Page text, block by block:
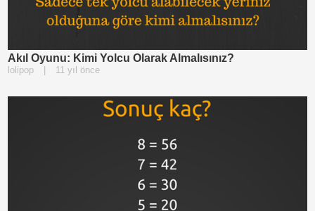
Akıl Oyunu: Kimi Yolcu Olarak Almalısınız?
lolipop 11 yıl önce